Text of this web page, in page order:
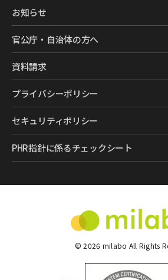
お知らせ
官公庁・自治体の方へ
資料請求
プライバシーポリシー
セキュリティポリシー
PHR指針に係るチェックシート
©2026 milabo All Rights